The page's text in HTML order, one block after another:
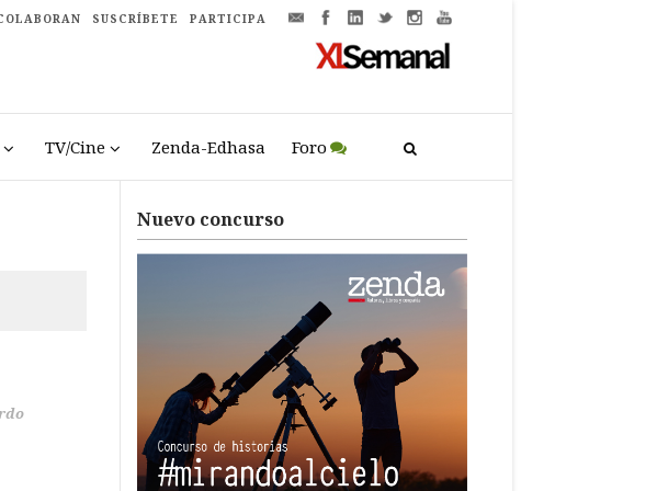
SUSCRÍBETE PARTICIPA
TV/Cine Zenda-Edhasa Foro
Nuevo concurso